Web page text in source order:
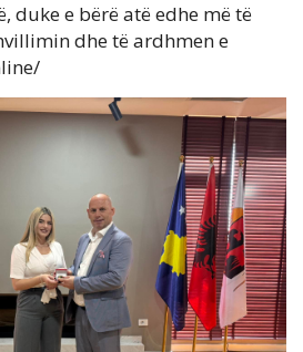
duke e bërë atë edhe më të
dhe të ardhmen e